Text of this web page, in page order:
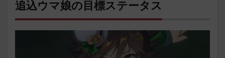
追込ウマ娘の目標ステータス